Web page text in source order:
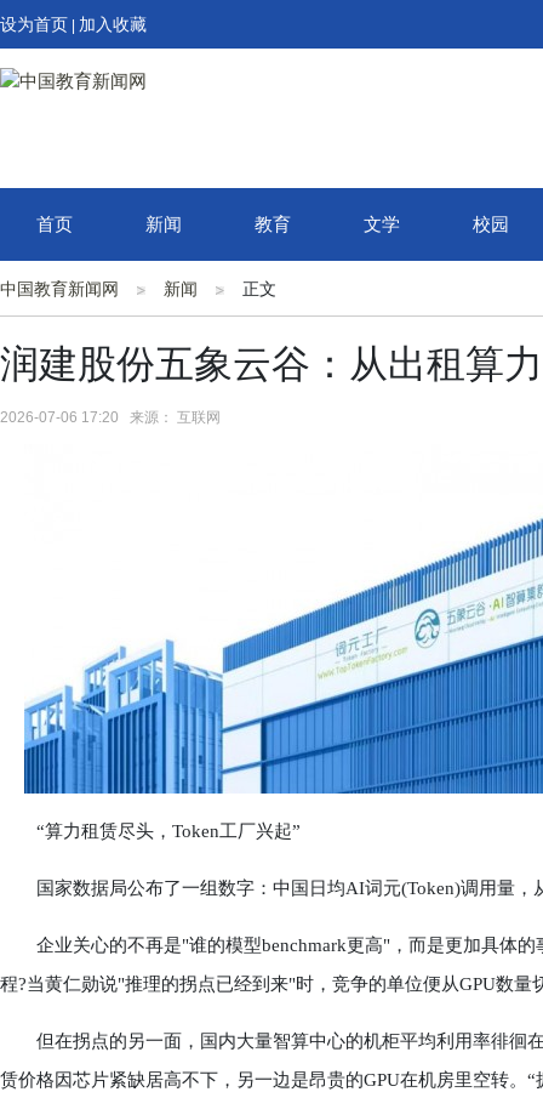
设为首页 加入收藏
首页 新闻 教育 文学 校园
中国教育新闻网 新闻 正文
润建股份五象云谷：从出租算
2026-07-06 17:20 来源： 互联网
“算力租赁尽头，Token工厂兴起”
国家数据局公布了一组数字：中国日均AI词元(Token)调用量，
企业关心的不再是"谁的模型benchmark更高"，而是更加具体的
程?当黄仁勋说"推理的拐点已经到来"时，竞争的单位便从GPU数量
但在拐点的另一面，国内大量智算中心的机柜平均利用率徘徊
赁价格因芯片紧缺居高不下，另一边是昂贵的GPU在机房里空转。